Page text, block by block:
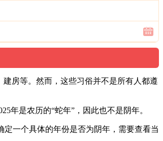
房等。然而，这些习俗并不是所有人都遵
年是农历的“蛇年”，因此也不是阴年。
一个具体的年份是否为阴年，需要查看当